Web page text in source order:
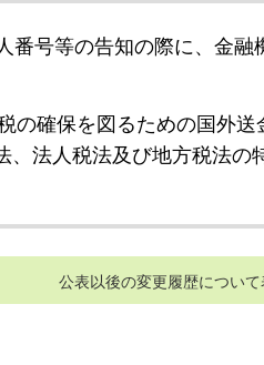
番号等の告知の際に、金融
の確保を図るための国外
法人税法及び地方税法の
公表以後の変更履歴について